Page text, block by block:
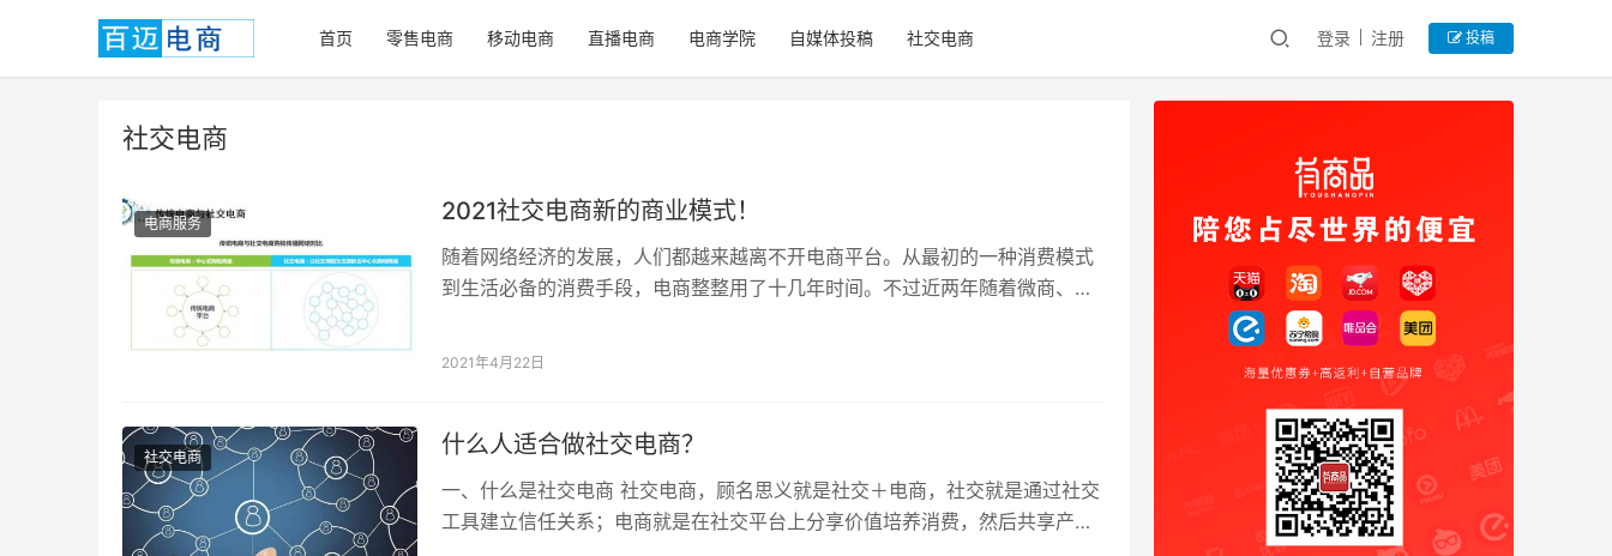
首页 零售电商 移动电商 直播电商 电商学院 自媒体投稿 社交电商 登录 注册 投稿
社交电商
电商服务 2021社交电商新的商业模式！
随着网络经济的发展，人们都越来越离不开电商平台。从最初的一种消费模式
到生活必备的消费手段，电商整整用了十几年时间。不过近两年随着微商、社
2021年4月22日
社交电商 什么人适合做社交电商？
一、什么是社交电商 社交电商，顾名思义就是社交＋电商，社交就是通过社交
工具建立信任关系；电商就是在社交平台上分享价值培养消费，然后共享产品